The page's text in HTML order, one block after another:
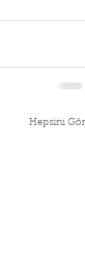
Hepsini Gör